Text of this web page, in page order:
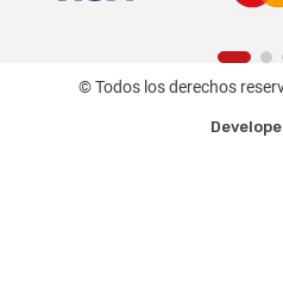
© Todos los derechos